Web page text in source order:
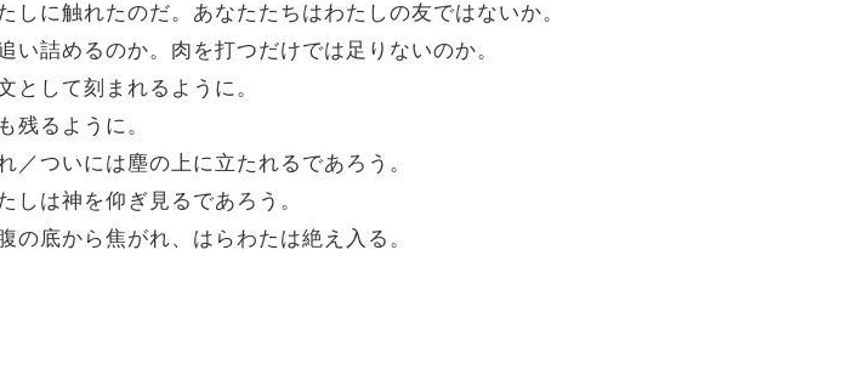
に触れたのだ。あなたたちはわたしの友ではないか。
詰めるのか。肉を打つだけでは足りないのか。
として刻まれるように。
残るように。
ついには塵の上に立たれるであろう。
しは神を仰ぎ見るであろう。
底から焦がれ、はらわたは絶え入る。